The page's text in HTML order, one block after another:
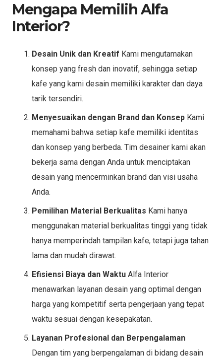
Mengapa Memilih Alfa
Interior?
Desain Unik dan Kreatif Kami mengutamakan
konsep yang fresh dan inovatif, sehingga setiap
kafe yang kami desain memiliki karakter dan daya
tarik tersendiri.
Menyesuaikan dengan Brand dan Konsep Kami
memahami bahwa setiap kafe memiliki identitas
dan konsep yang berbeda. Tim desainer kami akan
bekerja sama dengan Anda untuk menciptakan
desain yang mencerminkan brand dan visi usaha
Anda.
Pemilihan Material Berkualitas Kami hanya
menggunakan material berkualitas tinggi yang tidak
hanya memperindah tampilan kafe, tetapi juga tahan
lama dan mudah dirawat.
Efisiensi Biaya dan Waktu Alfa Interior
menawarkan layanan desain yang optimal dengan
harga yang kompetitif serta pengerjaan yang tepat
waktu sesuai dengan kesepakatan.
Layanan Profesional dan Berpengalaman
Dengan tim yang berpengalaman di bidang desain